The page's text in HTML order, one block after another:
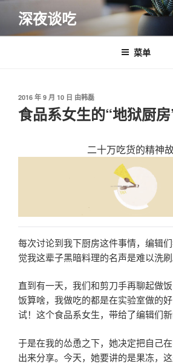
内
深夜谈吃
菜单
发
布
于
2016 年 9 月 10 日 由韩磊
食品系女生的“地狱厨房
二十万吃货的精神
每次讨论到我下厨房这件事情，编辑
觉我这辈子黑暗料理的名声是难以洗刷
直到有一天，我们和剪刀手再聊起做
饭算啥，我做吃的都是在实验室做的
试！这个食品系女生，带给了编辑们新
于是在我的怂恿之下，她决定把自己
出来分享。今天，她要讲的是果冻，